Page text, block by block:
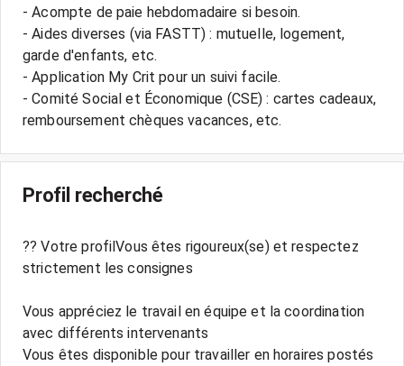
- Acompte de paie hebdomadaire si besoin.
- Aides diverses (via FASTT) : mutuelle, logement,
garde d'enfants, etc.
- Application My Crit pour un suivi facile.
- Comité Social et Économique (CSE) : cartes cadeaux,
Profil recherché
?? Votre profilVous êtes rigoureux(se) et respectez
strictement les consignes
Vous appréciez le travail en équipe et la coordination
avec différents intervenants
Vous êtes disponible pour travailler en horaires postés